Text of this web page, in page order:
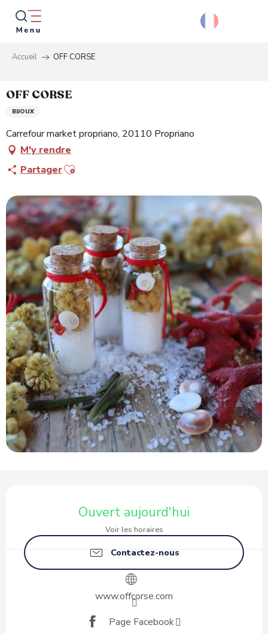
Aller
contenu
principal
Accueil OFF CORSE
OFF CORSE
BIJOUX
Carrefour market propriano, 20110 Propriano
M'y rendre
PartagerAjouter aux favoris
Ouvert aujourd'hui
Voir les horaires
Contactez-nous
www.offcorse.com
Page Facebook